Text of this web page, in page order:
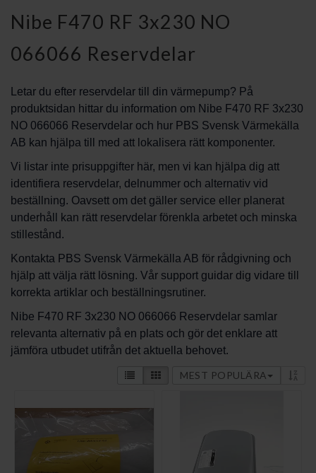
Nibe F470 RF 3x230 NO
066066 Reservdelar
Letar du efter reservdelar till din värmepump? På
produktsidan hittar du information om Nibe F470 RF 3x230
NO 066066 Reservdelar och hur PBS Svensk Värmekälla
AB kan hjälpa till med att lokalisera rätt komponenter.
Vi listar inte prisuppgifter här, men vi kan hjälpa dig att
identifiera reservdelar, delnummer och alternativ vid
beställning. Oavsett om det gäller service eller planerat
underhåll kan rätt reservdelar förenkla arbetet och minska
stillestånd.
Kontakta PBS Svensk Värmekälla AB för rådgivning och
hjälp att välja rätt lösning. Vår support guidar dig vidare till
korrekta artiklar och beställningsrutiner.
Nibe F470 RF 3x230 NO 066066 Reservdelar samlar
relevanta alternativ på en plats och gör det enklare att
jämföra utbudet utifrån det aktuella behovet.
MEST POPULÄRA